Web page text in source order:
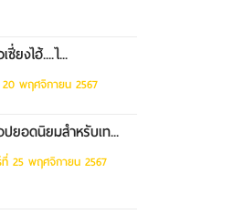
ซี่ยงไฮ้....ไ...
พฤศจิกายน 2567
ยอดนิยมสำหรับเท...
25 พฤศจิกายน 2567